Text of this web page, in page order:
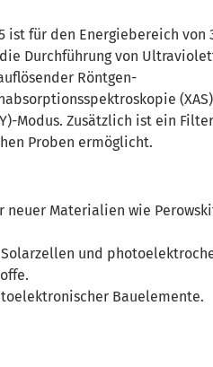
ist für den Energiebereich von
Durchführung von
Röntgen-
Modus. Zusätzlich ist ein
Proben ermöglicht.
neuer Materialien wie
und
Bauelemente.